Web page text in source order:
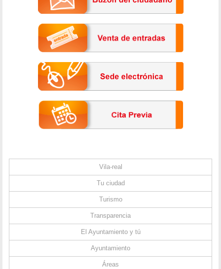
Vila-real
Tu ciudad
Turismo
Transparencia
El Ayuntamiento y tú
Ayuntamiento
Áreas